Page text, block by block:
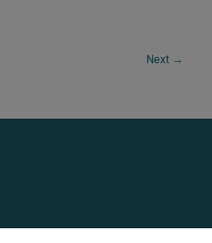
Next →